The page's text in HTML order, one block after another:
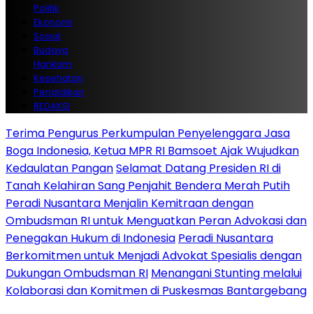
Politik
Ekonomi
Sosial
Budaya
Hankam
Kesehatan
Pendidikan
REDAKSI
Terima Pengurus Perkumpulan Penyelenggara Jasa
Boga Indonesia, Ketua MPR RI Bamsoet Ajak Wujudkan
Kedaulatan PanganSelamat Datang Presiden RI di
Tanah Kelahiran Sang Penjahit Bendera Merah Putih
Peradi Nusantara Menjalin Kemitraan dengan
Ombudsman RI untuk Menguatkan Peran Advokasi dan
Penegakan Hukum di Indonesia Peradi Nusantara
Berkomitmen untuk Menjadi Advokat Spesialis dengan
Dukungan Ombudsman RI Menangani Stunting melalui
Kolaborasi dan Komitmen di Puskesmas Bantargebang